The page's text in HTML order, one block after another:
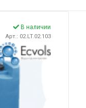
В наличии
Арт.: 02.LT.02.103